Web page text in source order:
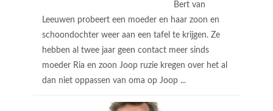
Bert van
Leeuwen probeert een moeder en haar zoon en
schoondochter weer aan een tafel te krijgen. Ze
hebben al twee jaar geen contact meer sinds
moeder Ria en zoon Joop ruzie kregen over het al
dan niet oppassen van oma op Joop ...